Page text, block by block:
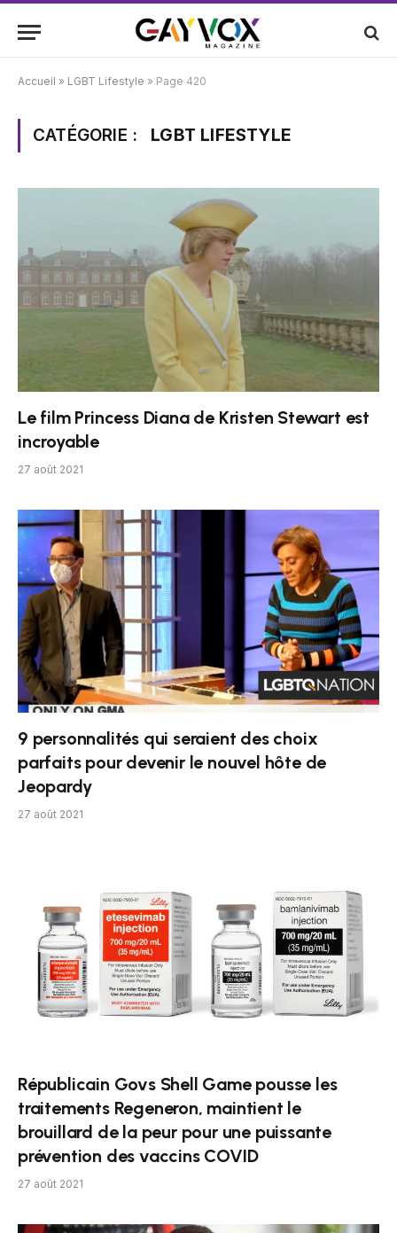
Accueil » LGBT Lifestyle » Page 420
CATÉGORIE : LGBT LIFESTYLE
Le film Princess Diana de Kristen Stewart est
incroyable
27 août 2021
9 personnalités qui seraient des choix
parfaits pour devenir le nouvel hôte de
Jeopardy
27 août 2021
Républicain Govs Shell Game pousse les
traitements Regeneron, maintient le
brouillard de la peur pour une puissante
prévention des vaccins COVID
27 août 2021